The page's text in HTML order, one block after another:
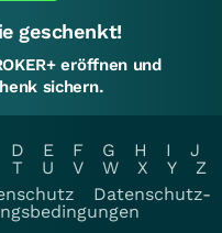
geschenkt!
eröffnen und
sichern.
D E F G H I
J
T U V W X Y
Z
Datenschutz-